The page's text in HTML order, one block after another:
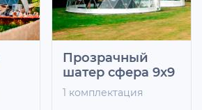
Прозрачный
шатер сфера 9x9
1 комплектация